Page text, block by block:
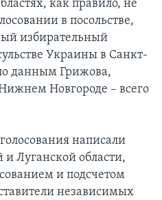
как правило, не
в посольстве,
избирательный
Украины в Санкт-
данным Грижова,
Новгороде – всего
написали
и Луганской области,
и подсчетом
независимых